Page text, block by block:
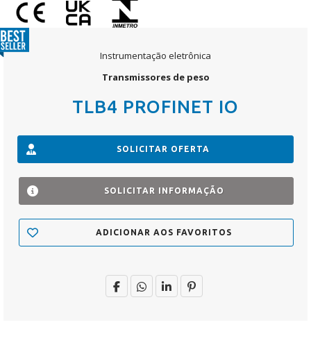
Instrumentação eletrônica
Transmissores de peso
TLB4 PROFINET IO
SOLICITAR OFERTA
SOLICITAR INFORMAÇÃO
ADICIONAR AOS FAVORITOS